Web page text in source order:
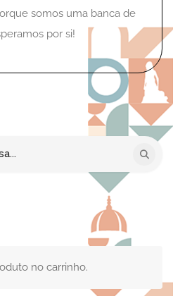
somos uma banca de
por si!
no carrinho.